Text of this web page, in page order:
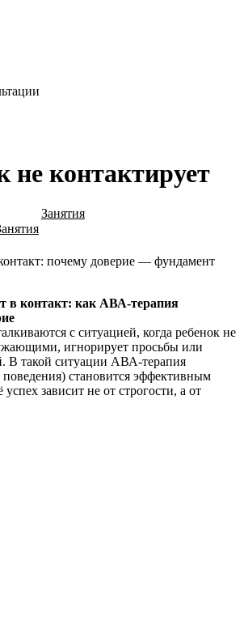
не контактирует
Занятия
почему доверие — фундамент
в контакт: как АВА-терапия
с ситуацией, когда ребенок не
игнорирует просьбы или
В такой ситуации АВА-терапия
становится эффективным
зависит не от строгости, а от